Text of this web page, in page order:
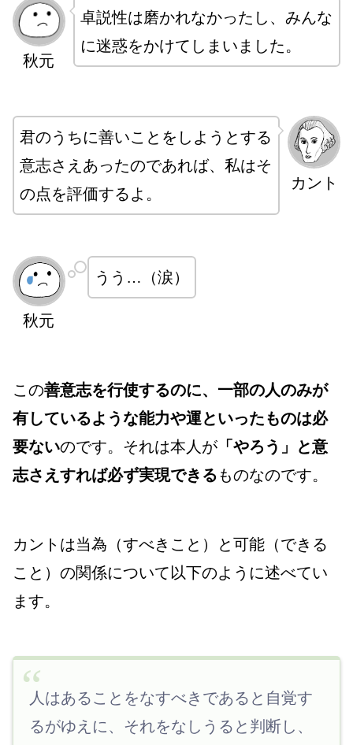
秋元
卓説性は磨かれなかったし、みんな
に迷惑をかけてしまいました。
カント
君のうちに善いことをしようとする
意志さえあったのであれば、私はそ
の点を評価するよ。
秋元
うう…（涙）
この善意志を行使するのに、一部の人のみが
有しているような能力や運といったものは必
要ないのです。それは本人が 「やろう」と意
志さえすれば必ず実現できるものなのです。
カント は当為（すべきこと）と可能（できる
こと）の関係について以下のように述べてい
ます。
人はあることをなすべきであると自覚す
るがゆえに、それをなしうると判断し、